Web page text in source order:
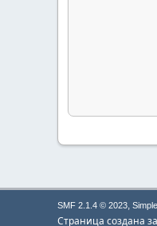
SMF 2.1.4 © 2023,
Страница создана